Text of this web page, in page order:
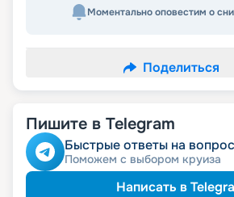
Моментально оповестим о
Поделиться
Пишите в Telegram
Быстрые ответы на
Поможем с выбором круиза
Написать в